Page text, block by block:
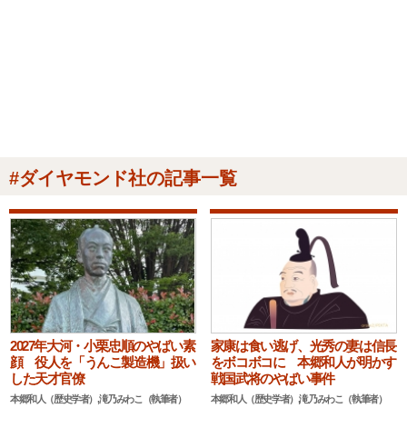
#ダイヤモンド社の記事一覧
2027年大河・小栗忠順のやばい素
顔 役人を「うんこ製造機」扱い
した天才官僚
本郷和人（歴史学者）,滝乃みわこ（執筆者）
家康は食い逃げ、光秀の妻は信長
をボコボコに 本郷和人が明かす
戦国武将のやばい事件
本郷和人（歴史学者）,滝乃みわこ（執筆者）